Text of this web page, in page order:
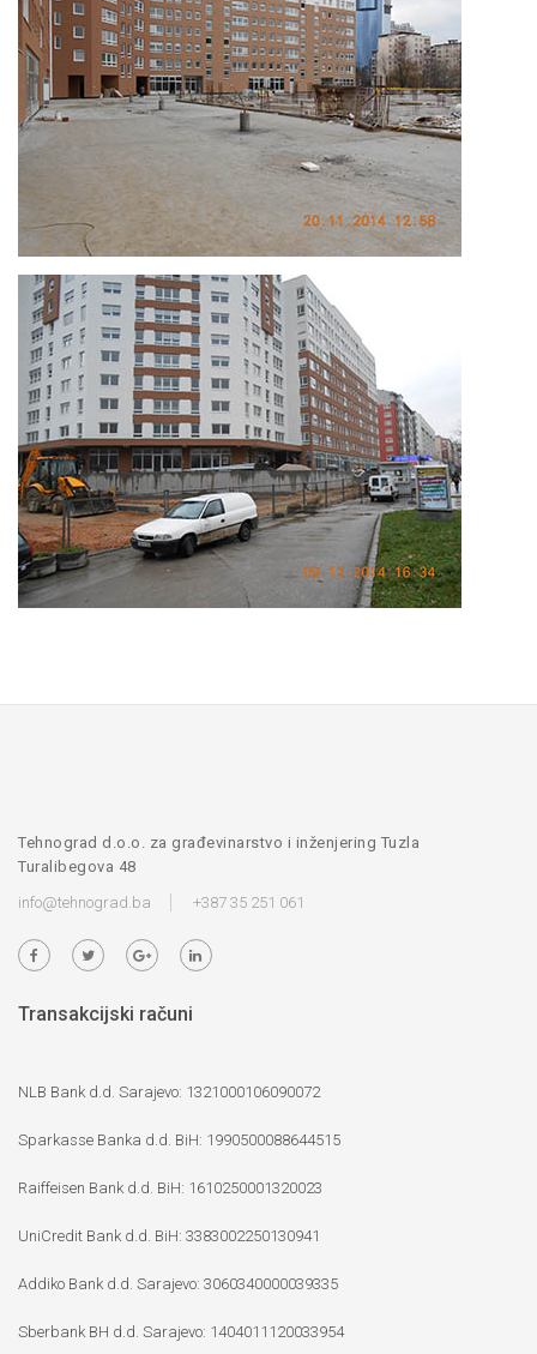
Tehnograd d.o.o. za građevinarstvo i inženjering Tuzla
Turalibegova 48
info@tehnograd.ba
+387 35 251 061
Transakcijski računi
NLB Bank d.d. Sarajevo: 1321000106090072
Sparkasse Banka d.d. BiH: 1990500088644515
Raiffeisen Bank d.d. BiH: 1610250001320023
UniCredit Bank d.d. BiH: 3383002250130941
Addiko Bank d.d. Sarajevo: 3060340000039335
Sberbank BH d.d. Sarajevo: 1404011120033954